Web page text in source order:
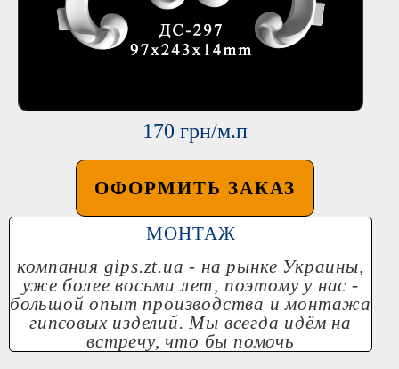
170 грн/м.п
ОФОРМИТЬ ЗАКАЗ
МОНТАЖ
компания gips.zt.ua - на рынке Украины,
уже более восьми лет, поэтому у нас -
большой опыт производства и монтажа
гипсовых изделий. Мы всегда идём на
встречу, что бы помочь